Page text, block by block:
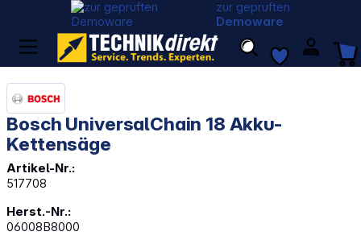
zur geprüften
Demoware
Bosch UniversalChain 18 Akku-
Kettensäge
Artikel-Nr.:
517708
Herst.-Nr.:
06008B8000